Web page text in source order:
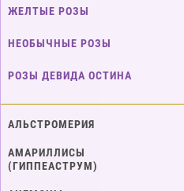
ЖЕЛТЫЕ РОЗЫ
НЕОБЫЧНЫЕ РОЗЫ
РОЗЫ ДЕВИДА ОСТИНА
АЛЬСТРОМЕРИЯ
АМАРИЛЛИСЫ
(ГИППЕАСТРУМ)